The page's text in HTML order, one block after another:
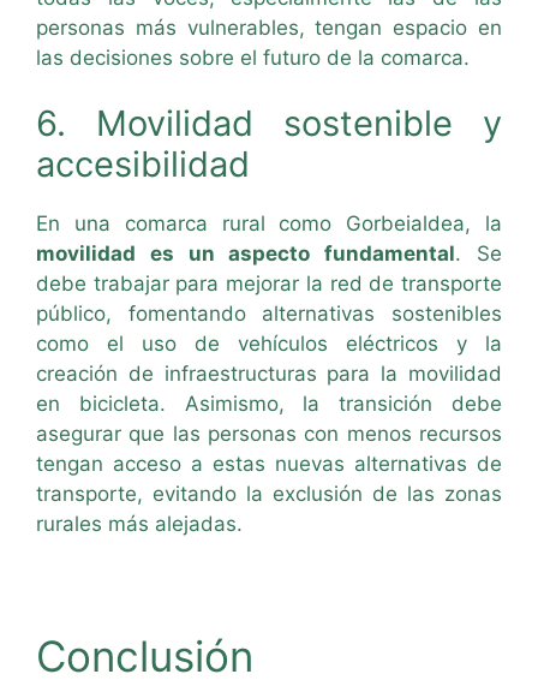
personas más vulnerables, tengan espacio en
las decisiones sobre el futuro de la comarca.
6. Movilidad sostenible y
accesibilidad
En una comarca rural como Gorbeialdea, la
movilidad es un aspecto fundamental. Se
debe trabajar para mejorar la red de transporte
público, fomentando alternativas sostenibles
como el uso de vehículos eléctricos y la
creación de infraestructuras para la movilidad
en bicicleta. Asimismo, la transición debe
asegurar que las personas con menos recursos
tengan acceso a estas nuevas alternativas de
transporte, evitando la exclusión de las zonas
rurales más alejadas.
Conclusión